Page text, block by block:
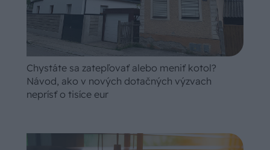
Chystáte sa zatepľovať alebo meniť kotol?
Návod, ako v nových dotačných výzvach
neprísť o tisíce eur